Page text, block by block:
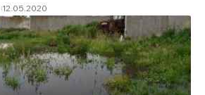
12.05.2020